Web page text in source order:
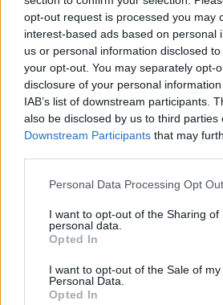
opt-out request is processed you may
interest-based ads based on personal
us or personal information disclosed
your opt-out. You may separately opt-
disclosure of your personal
IAB’s list of downstream participants.
also be disclosed by us to third parties
Downstream Participants that may
Please note that this website/app uses
not limited to your visit or usage
grant or deny consent to Google and
use your data for below specified
consent section.
Personal Data Processing Opt
I want to opt-out of the Sharing of
personal data.
Opted In
I want to opt-out of the Sale of my
Personal Data.
Opted In
περιοχή και απαγορεύουν σε
να προσεγγίσουν την γεφυρα.
Πηγή: ΑΠΕ-ΜΠΕ,xanthinea
ΔΙΑΦΗΜΙΣΗ